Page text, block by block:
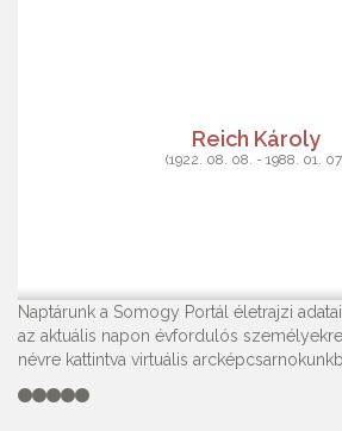
Reich Károly
(1922. 08. 08. - 1988. 01.
Naptárunk a Somogy Portál életrajzi
az aktuális napon évfordulós
névre kattintva virtuális